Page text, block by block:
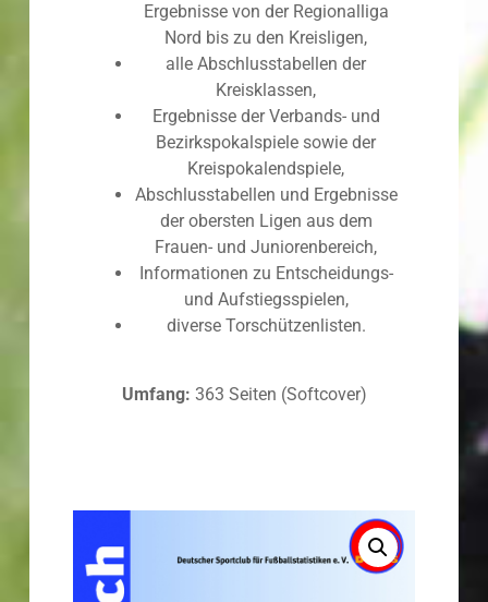
Ergebnisse von der Regionalliga
Nord bis zu den Kreisligen,
alle Abschlusstabellen der
Kreisklassen,
Ergebnisse der Verbands- und
Bezirkspokalspiele sowie der
Kreispokalendspiele,
Abschlusstabellen und Ergebnisse
der obersten Ligen aus dem
Frauen- und Juniorenbereich,
Informationen zu Entscheidungs-
und Aufstiegsspielen,
diverse Torschützenlisten.
Umfang: 363 Seiten (Softcover)